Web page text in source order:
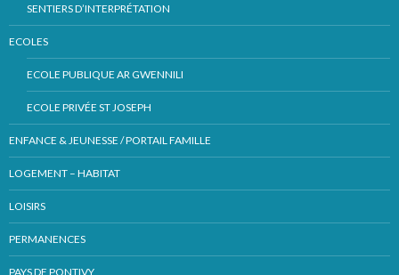
SENTIERS D’INTERPRÉTATION
ECOLES
ECOLE PUBLIQUE AR GWENNILI
ECOLE PRIVÉE ST JOSEPH
ENFANCE & JEUNESSE / PORTAIL FAMILLE
LOGEMENT – HABITAT
LOISIRS
PERMANENCES
PAYS DE PONTIVY